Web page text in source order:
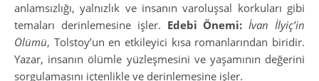
anlamsızlığı, yalnızlık ve insanın varoluşsal korkuları gibi
temaları derinlemesine işler. Edebi Önemi: İvan İlyiç’in
Ölümü, Tolstoy’un en etkileyici kısa romanlarından biridir.
Yazar, insanın ölümle yüzleşmesini ve yaşamının değerini
sorgulamasını içtenlikle ve derinlemesine işler.